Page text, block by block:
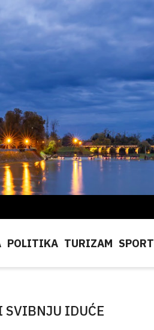
POLITIKA TURIZAM SPORT
SVIBNJU IDUĆE